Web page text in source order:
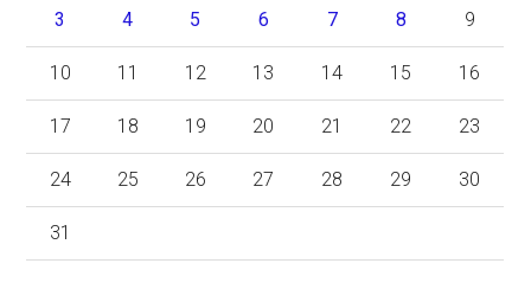
3 4 5 6 7 8 9
10 11 12 13 14 15 16
17 18 19 20 21 22 23
24 25 26 27 28 29 30
31